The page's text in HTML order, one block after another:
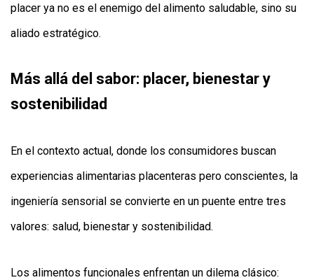
placer ya no es el enemigo del alimento saludable, sino su
aliado estratégico.
Más allá del sabor: placer, bienestar y
sostenibilidad
En el contexto actual, donde los consumidores buscan
experiencias alimentarias placenteras pero conscientes, la
ingeniería sensorial se convierte en un puente entre tres
valores: salud, bienestar y sostenibilidad.
Los alimentos funcionales enfrentan un dilema clásico: